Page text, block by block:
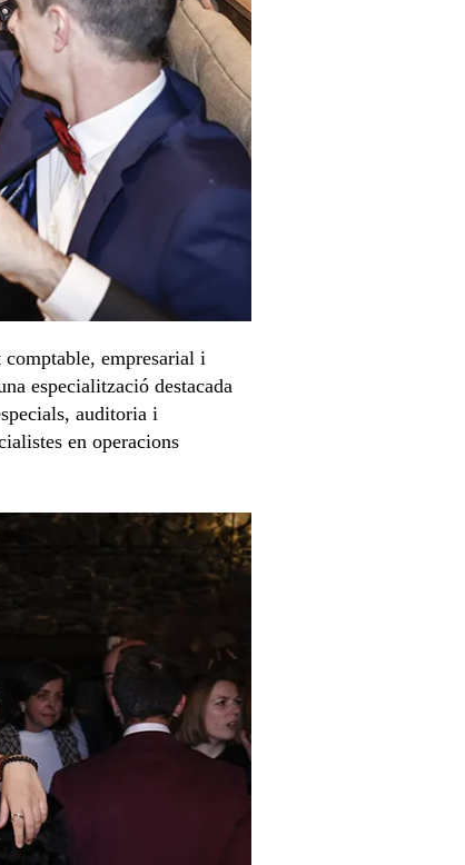
comptable, empresarial i
especialització destacada
auditoria i
en operacions